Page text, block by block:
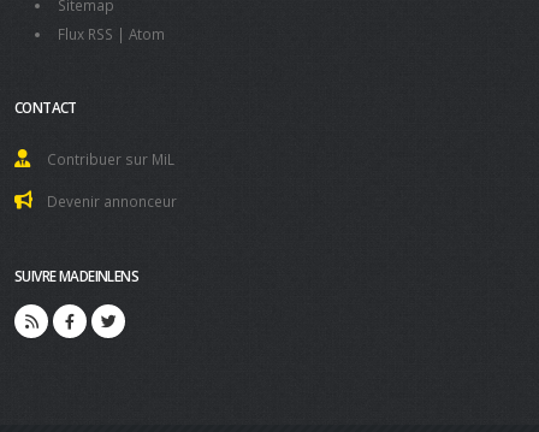
Sitemap
Flux RSS | Atom
CONTACT
Contribuer sur MiL
Devenir annonceur
SUIVRE MADEINLENS